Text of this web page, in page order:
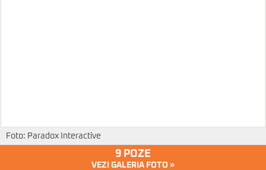
Foto: Paradox Interactive
9 POZE
VEZI GALERIA FOTO »